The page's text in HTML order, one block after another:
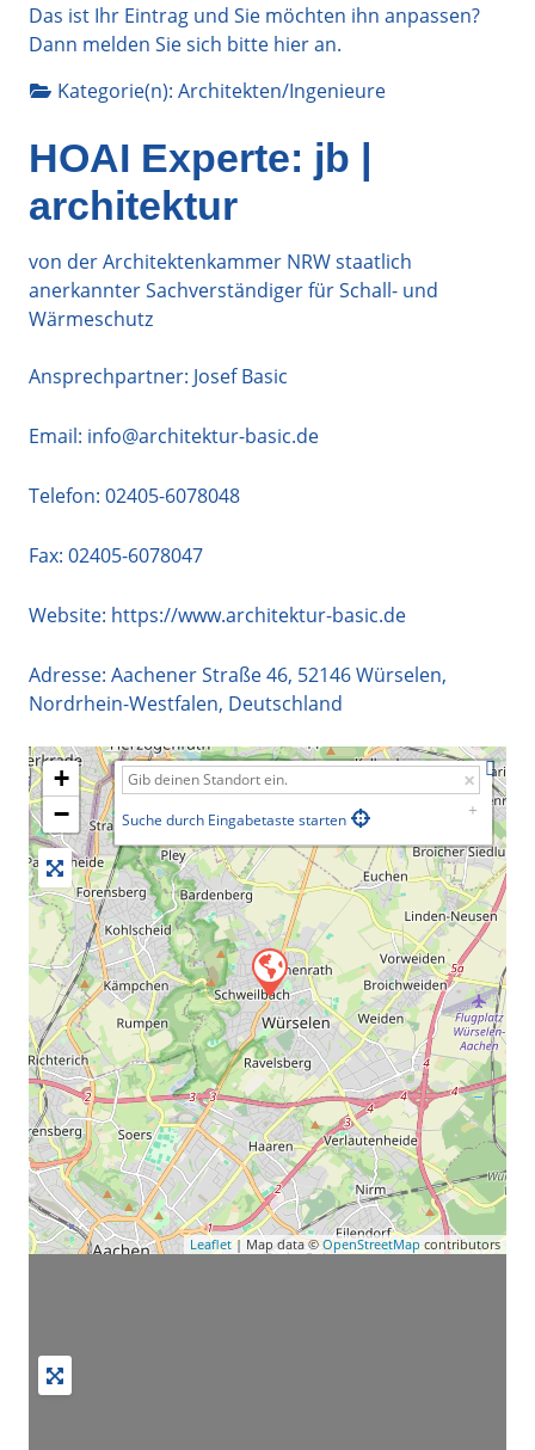
Das ist Ihr Eintrag und Sie möchten ihn anpassen?
Dann melden Sie sich bitte hieran.
Kategorie(n): Architekten/Ingenieure
HOAI Experte: jb |
architektur
von der Architektenkammer NRW staatlich
anerkannter Sachverständiger für Schall- und
Wärmeschutz
Ansprechpartner: Josef Basic
Email: info@architektur-basic.de
Telefon: 02405-6078048
Fax: 02405-6078047
Website: https://www.architektur-basic.de
Adresse: Aachener Straße 46, 52146Würselen,
Nordrhein-Westfalen, Deutschland
+
−
Suche durch Eingabetaste starten
Leaflet| Map data ©OpenStreetMapcontributors